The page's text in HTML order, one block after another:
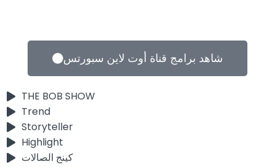
شاهد برامج قناة أوت لاين سبورتس
THE BOB SHOW
Trend
Storyteller
Highlight
كينج الصالات